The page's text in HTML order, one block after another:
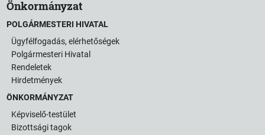
Önkormányzat
POLGÁRMESTERI HIVATAL
Ügyfélfogadás, elérhetőségek
Polgármesteri Hivatal
Rendeletek
Hirdetmények
ÖNKORMÁNYZAT
Képviselő-testület
Bizottsági tagok